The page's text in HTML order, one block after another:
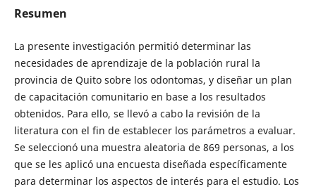
Resumen
La presente investigación permitió determinar las
necesidades de aprendizaje de la población rural la
provincia de Quito sobre los odontomas, y diseñar un plan
de capacitación comunitario en base a los resultados
obtenidos. Para ello, se llevó a cabo la revisión de la
literatura con el fin de establecer los parámetros a evaluar.
Se seleccionó una muestra aleatoria de 869 personas, a los
que se les aplicó una encuesta diseñada específicamente
para determinar los aspectos de interés para el estudio. Los